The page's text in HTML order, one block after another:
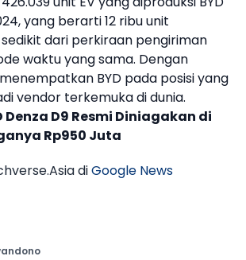
yang berarti 12 ribu unit
dari perkiraan pengiriman
waktu yang sama. Dengan
BYD pada posisi yang
vendor terkemuka di dunia.
Denza D9 Resmi Diniagakan di
Rp950 Juta
diGoogle News